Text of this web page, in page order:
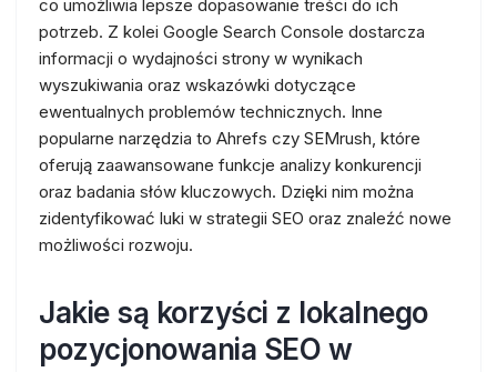
co umożliwia lepsze dopasowanie treści do ich
potrzeb. Z kolei Google Search Console dostarcza
informacji o wydajności strony w wynikach
wyszukiwania oraz wskazówki dotyczące
ewentualnych problemów technicznych. Inne
popularne narzędzia to Ahrefs czy SEMrush, które
oferują zaawansowane funkcje analizy konkurencji
oraz badania słów kluczowych. Dzięki nim można
zidentyfikować luki w strategii SEO oraz znaleźć nowe
możliwości rozwoju.
Jakie są korzyści z lokalnego
pozycjonowania SEO w